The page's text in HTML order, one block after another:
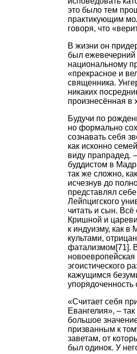
это было тем
практикующим
говоря, что
В жизни он
был ежевечерний
национальному
«прекрасное и
священника.
никаких
произнесённая в
Будучи по
но формально
сознавать себя
как исконно
виду прапрадед.
буддистом в
так же сложно,
исчезнув до
представлял
Лейпцигского
читать и сын.
Кришной и
к индуизму, как в
культами,
фатализмом[71].
эгоистического
кажущимся
«Считает себя
Евангелия», –
большое
призванным к
заветам, от
был одинок. У